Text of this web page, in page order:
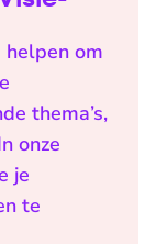
om
thema’s,
onze
je
te